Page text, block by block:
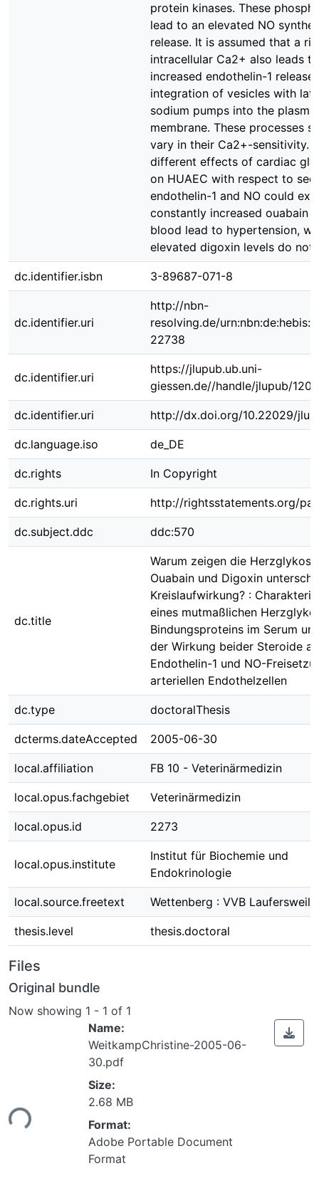
protein kinases. These
lead to an elevated NO
release. It is assumed that a
intracellular Ca2+ also leads
increased endothelin-1 release
integration of vesicles with
sodium pumps into the plasma
membrane. These processes
vary in their Ca2+-sensitivity.
different effects of cardiac
on HUAEC with respect to
endothelin-1 and NO could
constantly increased ouabain
blood lead to hypertension,
elevated digoxin levels do not.
dc.identifier.isbn 3-89687-071-8
dc.identifier.uri
http://nbn-
resolving.de/
22738
dc.identifier.uri
https://jlupub.ub.uni-
giessen.de//handle/jlupub/
dc.identifier.uri http://dx.doi.org/10.22029/
dc.language.iso de_DE
dc.rights In Copyright
dc.rights.uri http://rightsstatements.org/
dc.subject.ddc ddc:570
dc.title
Warum zeigen die
Ouabain und Digoxin
Kreislaufwirkung? :
eines mutmaßlichen
Bindungsproteins im Serum
der Wirkung beider Steroide
Endothelin-1 und NO-
arteriellen Endothelzellen
dc.type doctoralThesis
dcterms.dateAccepted 2005-06-30
local.affiliation FB 10 - Veterinärmedizin
local.opus.fachgebiet Veterinärmedizin
local.opus.id 2273
local.opus.institute
Institut für Biochemie und
Endokrinologie
local.source.freetext Wettenberg : VVB
thesis.level thesis.doctoral
Files
Original bundle
Now showing 1 - 1 of 1
Name:
WeitkampChristine-2005-06-
30.pdf
Size:
2.68 MB
Format:
Adobe Portable Document
Format